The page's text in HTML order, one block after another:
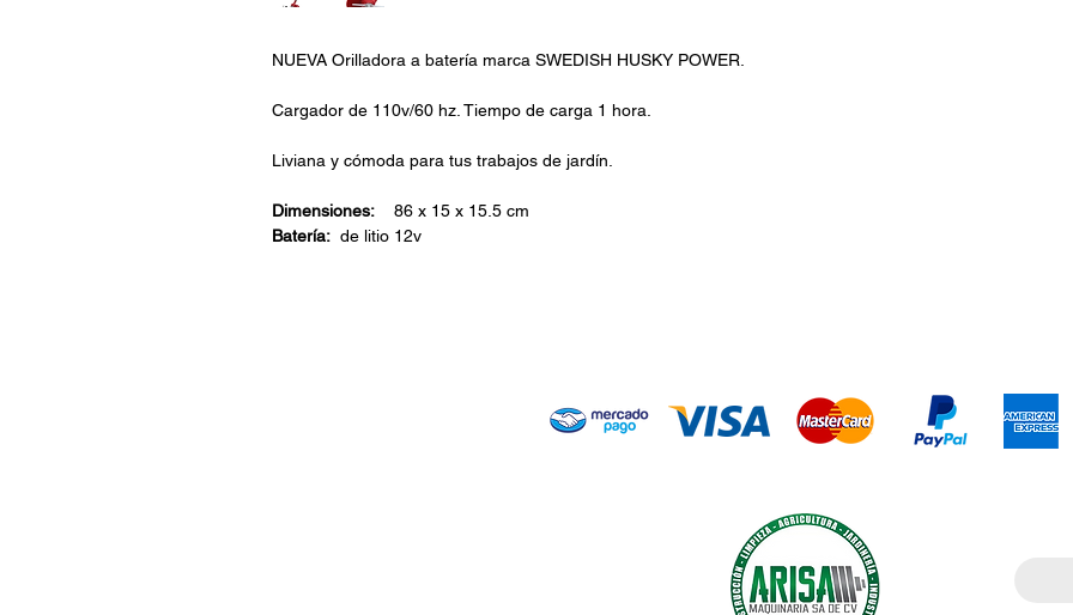
NUEVA Orilladora a batería marca SWEDISH HUSKY POWER.
Cargador de 110v/60 hz. Tiempo de carga 1 hora.
Liviana y cómoda para tus trabajos de jardín.
Dimensiones:
86 x 15 x 15.5 cm
Batería: de litio 12v